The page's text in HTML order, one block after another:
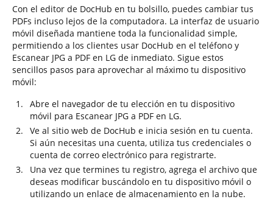
Con el editor de DocHub en tu bolsillo, puedes cambiar tus
PDFs incluso lejos de la computadora. La interfaz de usuario
móvil diseñada mantiene toda la funcionalidad simple,
permitiendo a los clientes usar DocHub en el teléfono y
Escanear JPG a PDF en LG de inmediato. Sigue estos
sencillos pasos para aprovechar al máximo tu dispositivo
móvil:
Abre el navegador de tu elección en tu dispositivo
móvil para Escanear JPG a PDF en LG.
Ve al sitio web de DocHub e inicia sesión en tu cuenta.
Si aún necesitas una cuenta, utiliza tus credenciales o
cuenta de correo electrónico para registrarte.
Una vez que termines tu registro, agrega el archivo que
deseas modificar buscándolo en tu dispositivo móvil o
utilizando un enlace de almacenamiento en la nube.